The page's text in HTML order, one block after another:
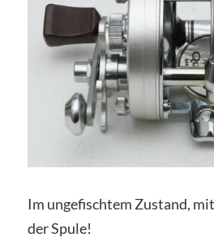
Im ungefischtem Zustand,
der Spule!